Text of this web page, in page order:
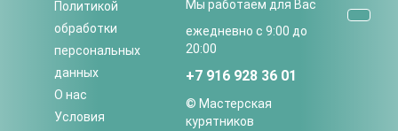
Политикой
обработки
персональных
данных
О нас
Условия
Мы работаем для Вас
ежедневно с 9:00 до
20:00
+7 916 928 36 01
© Мастерская
курятников